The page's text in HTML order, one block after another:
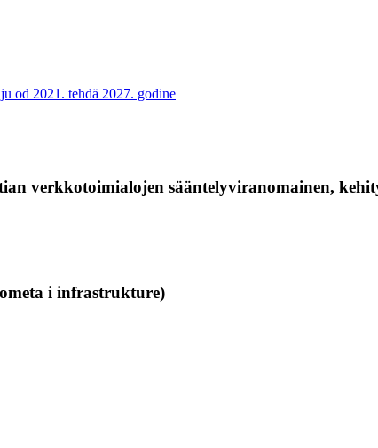
od 2021. tehdä 2027. godine
verkkotoimialojen sääntelyviranomainen,
i infrastrukture)